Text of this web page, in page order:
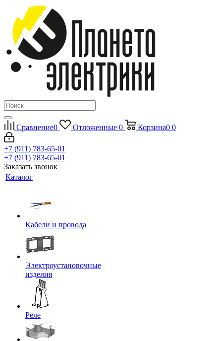
Сравнение0 Отложенные 0 Корзина0 0
+7 (911) 783-65-01
+7 (911) 783-65-01
Заказать звонок
Каталог
Кабели и провода
Электроустановочные
изделия
Реле